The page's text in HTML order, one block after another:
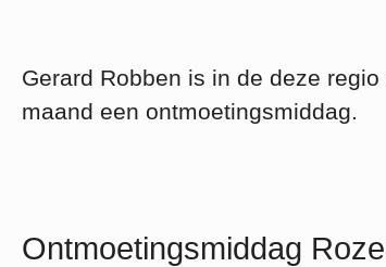
Gerard Robben is in de deze
maand een ontmoetingsmiddag.
Ontmoetingsmiddag